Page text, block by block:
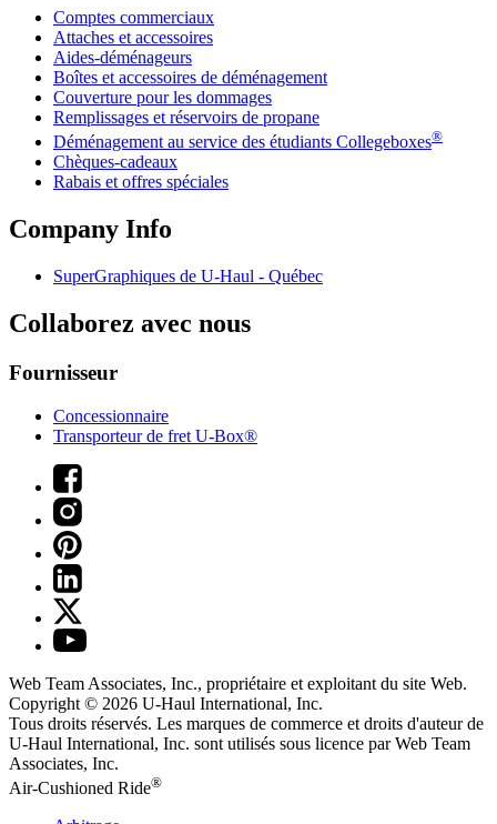
Comptes commerciaux
Attaches et accessoires
Aides-déménageurs
Boîtes et accessoires de déménagement
Couverture pour les dommages
Remplissages et réservoirs de propane
Déménagement au service des étudiants Collegeboxes®
Chèques-cadeaux
Rabais et offres spéciales
Company Info
SuperGraphiques de U-Haul - Québec
Collaborez avec nous
Fournisseur
Concessionnaire
Transporteur de fret U-Box®
Web Team Associates, Inc., propriétaire et exploitant du site Web.
Copyright © 2026 U-Haul International, Inc.
Tous droits réservés. Les marques de commerce et droits d'auteur de
U-Haul International, Inc. sont utilisés sous licence par Web Team
Associates, Inc.
Air-Cushioned Ride®